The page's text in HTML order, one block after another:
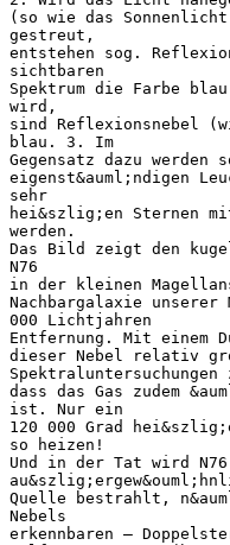
(so wie das
gestreut,
entstehen sog.
sichtbaren
Spektrum die Farbe
wird,
sind Reflexionsnebel
blau. 3. Im
Gegensatz dazu werden
eigenst&auml;ndigen
sehr
hei&szlig;en Sternen
werden.
Das Bild zeigt den
N76
in der kleinen
Nachbargalaxie
000 Lichtjahren
Entfernung. Mit einem
dieser Nebel relativ
Spektraluntersuchungen
dass das Gas zudem
ist. Nur ein
120 000 Grad
so heizen!
Und in der Tat wird
Quelle bestrahlt,
Nebels
erkennbaren –